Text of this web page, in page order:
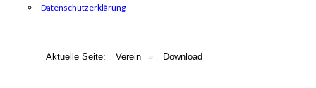
Datenschutzerklärung
Aktuelle Seite: Verein » Download